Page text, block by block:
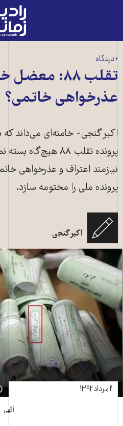
رادیو
زمانه
صفحه
اصلی
• دیدگاه
تقلب ۸۸:
عذرخواهی خاتمی؟
اکبر گنجی- خامنه‌ای می‌داند
پرونده تقلب ۸۸
نیازمند اعتراف و عذرخواهی
پرونده ملی را مختومه سازد.
اکبر گنجی
۱۱ مرداد ۱۳۹۲
آگهی